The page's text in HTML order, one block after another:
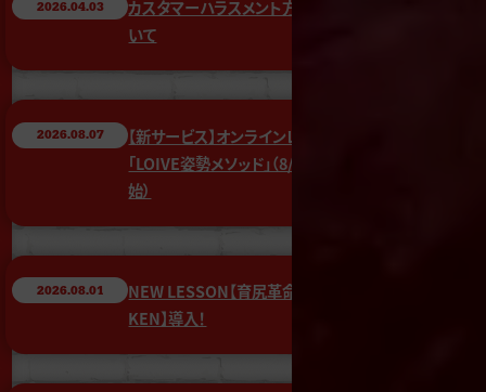
2026.04.03
カスタマーハラスメント方針につ
いて
2026.08.07
【新サービス】オンラインレッスン
「LOIVE姿勢メソッド」（8/17開
始）
2026.08.01
NEW LESSON【育尻革命 By
KEN】導入！